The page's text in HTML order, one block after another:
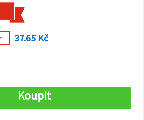
37.65 Kč
Koupit